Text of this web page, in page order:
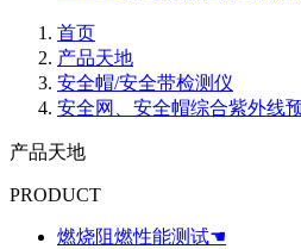
首页
产品天地
安全帽/安全带检测仪
安全网、安全帽综合紫外线
产品天地
PRODUCT
燃烧阻燃性能测试☚